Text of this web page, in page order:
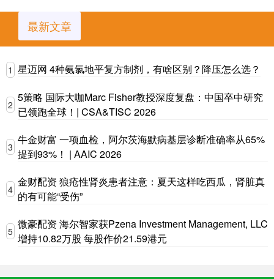
最新文章
1 星迈网 4种氨氯地平复方制剂，有啥区别？降压怎么选？
2
5策略 国际大咖Marc Fisher教授深度复盘：中国卒中研究
已领跑全球！| CSA&TISC 2026
3
牛金财富 一项血检，阿尔茨海默病基层诊断准确率从65%
提到93%！ | AAIC 2026
4
金财配资 狼疮性肾炎患者注意：夏天这样吃西瓜，肾脏真
的有可能“受伤”
5
微豪配资 海尔智家获Pzena Investment Management, LLC
增持10.82万股 每股作价21.59港元